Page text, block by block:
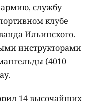
армию, службу
клубе
Ильинского.
инструкторами
(4010
14 высочайших